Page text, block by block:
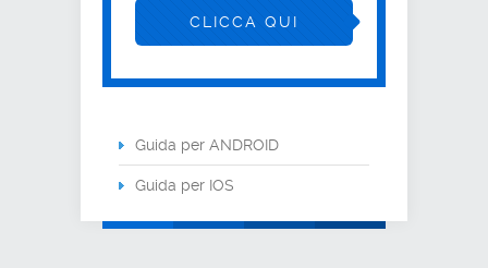
CLICCA QUI
Guida per ANDROID
Guida per IOS